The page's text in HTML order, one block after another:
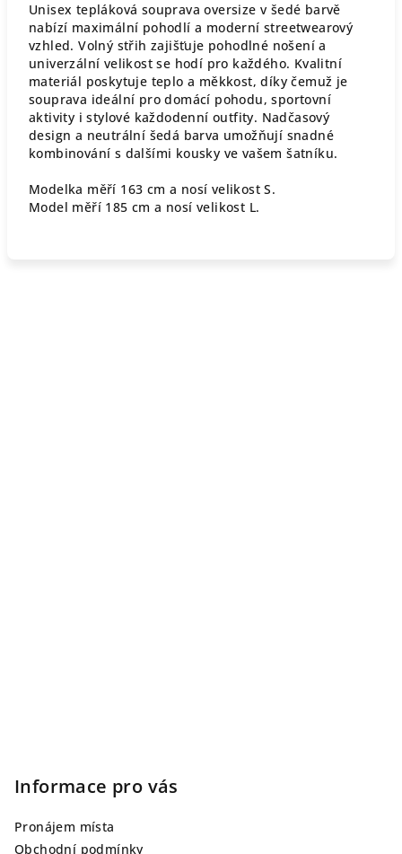
Unisex tepláková souprava oversize v šedé barvě
nabízí maximální pohodlí a moderní streetwearový
vzhled. Volný střih zajišťuje pohodlné nošení a
univerzální velikost se hodí pro každého. Kvalitní
materiál poskytuje teplo a měkkost, díky čemuž je
souprava ideální pro domácí pohodu, sportovní
aktivity i stylové každodenní outfity. Nadčasový
design a neutrální šedá barva umožňují snadné
kombinování s dalšími kousky ve vašem šatníku.
Modelka měří 163 cm a nosí velikost S.
Model měří 185 cm a nosí velikost L.
Informace pro vás
Pronájem místa
Obchodní podmínky